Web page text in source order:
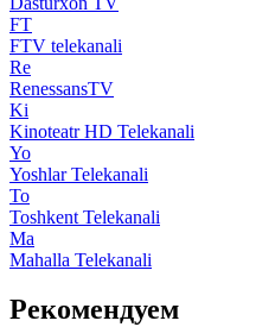
FT
FTV telekanali
Re
RenessansTV
Ki
Kinoteatr HD Telekanali
Yo
Yoshlar Telekanali
To
Toshkent Telekanali
Ma
Mahalla Telekanali
Рекомендуем